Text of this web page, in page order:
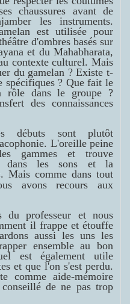
chaussures avant de
les instruments.
est utilisée pour
d'ombres basés sur
et du Mahabharata,
contexte culturel. Mais
du gamelan ? Existe t-
spécifiques ? Que fait le
rôle dans le groupe ?
des connaissances
débuts sont plutôt
L'oreille peine
gammes et trouve
dans les sons et la
Mais comme dans tout
avons recours aux
du professeur et nous
il frappe et étouffe
aussi les uns les
ensemble au bon
est également utile
et que l'on s'est perdu.
comme aide-mémoire
de ne pas trop